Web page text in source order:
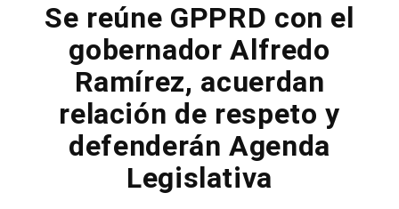
Se reúne GPPRD con el
gobernador Alfredo
Ramírez, acuerdan
relación de respeto y
defenderán Agenda
Legislativa